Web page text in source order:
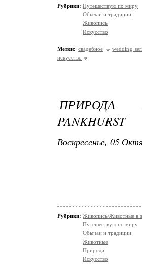
Рубрики: Путешествую по миру
Обычаи и традиции
Живопись
Искусство
Метки: свадебное
wedding
искусство
ПРИРОДА
PANKHURST
Воскресенье, 05
Рубрики: Живопись/Животные в
Путешествую по миру
Обычаи и традиции
Животные
Природа
Искусство